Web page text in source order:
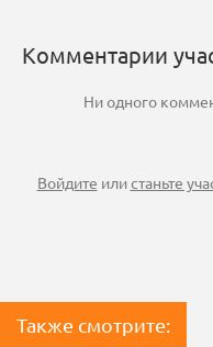
Комментарии
Ни одного
Войдите илистаньте
Также смотрите: